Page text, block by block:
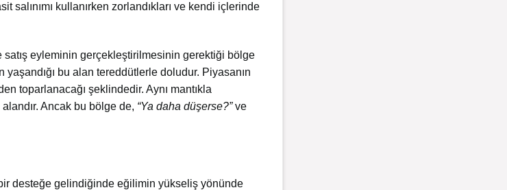
kullanırken zorlandıkları ve kendi içlerinde
eyleminin gerçekleştirilmesinin gerektiği bölge
bu alan tereddütlerle doludur. Piyasanın
toparlanacağı şeklindedir. Aynı mantıkla
alandır. Ancak bu bölge de, “Ya daha düşerse?”ve
desteğe gelindiğinde eğilimin yükseliş yönünde